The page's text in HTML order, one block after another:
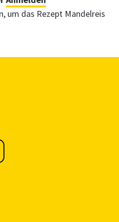
um das Rezept Mandelreis